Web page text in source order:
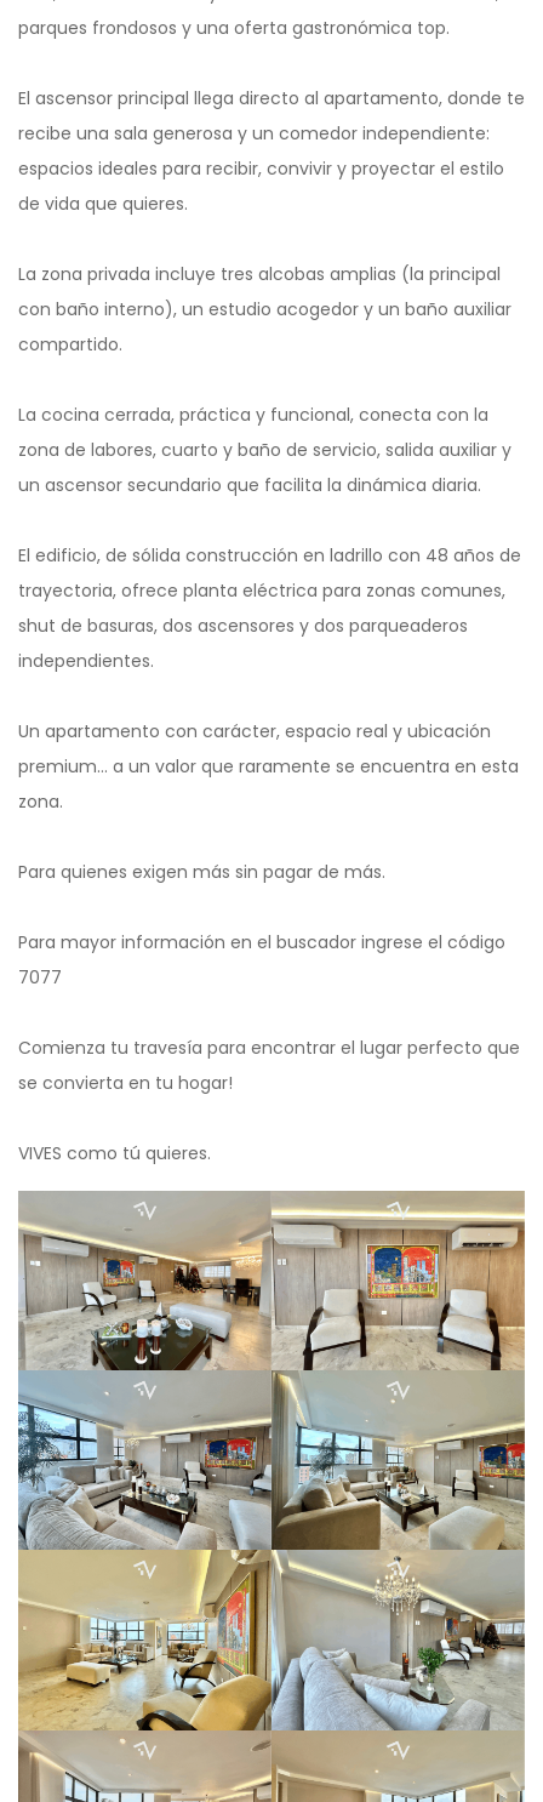
parques frondosos y una oferta gastronómica top.
El ascensor principal llega directo al apartamento, donde te
recibe una sala generosa y un comedor independiente:
espacios ideales para recibir, convivir y proyectar el estilo
de vida que quieres.
La zona privada incluye tres alcobas amplias (la principal
con baño interno), un estudio acogedor y un baño auxiliar
compartido.
La cocina cerrada, práctica y funcional, conecta con la
zona de labores, cuarto y baño de servicio, salida auxiliar y
un ascensor secundario que facilita la dinámica diaria.
El edificio, de sólida construcción en ladrillo con 48 años de
trayectoria, ofrece planta eléctrica para zonas comunes,
shut de basuras, dos ascensores y dos parqueaderos
independientes.
Un apartamento con carácter, espacio real y ubicación
premium… a un valor que raramente se encuentra en esta
zona.
Para quienes exigen más sin pagar de más.
Para mayor información en el buscador ingrese el código
7077
Comienza tu travesía para encontrar el lugar perfecto que
se convierta en tu hogar!
VIVES como tú quieres.